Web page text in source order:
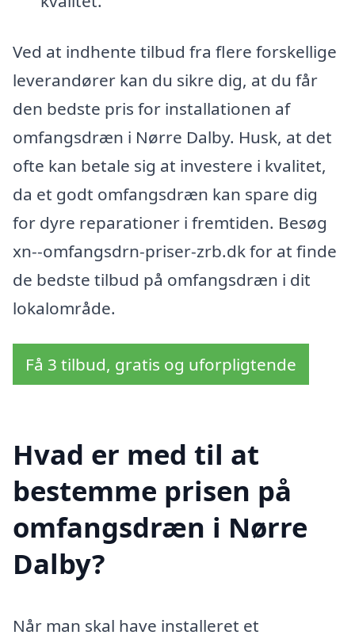
Ved at indhente tilbud fra flere forskellige
leverandører kan du sikre dig, at du får
den bedste pris for installationen af
omfangsdræn i Nørre Dalby. Husk, at det
ofte kan betale sig at investere i kvalitet,
da et godt omfangsdræn kan spare dig
for dyre reparationer i fremtiden. Besøg
xn--omfangsdrn-priser-zrb.dk for at finde
de bedste tilbud på omfangsdræn i dit
lokalområde.
Få 3 tilbud, gratis og uforpligtende
Hvad er med til at
bestemme prisen på
omfangsdræn i Nørre
Dalby?
Når man skal have installeret et